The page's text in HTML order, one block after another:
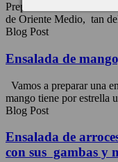
Preparar esta Ensalada
de Oriente Medio, tan
Blog Post
Ensalada de
Vamos a preparar una
mango tiene por estrella
Blog Post
Ensalada de
con sus gambas y